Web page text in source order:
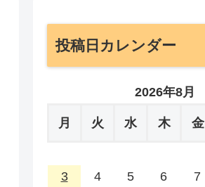
投稿日カレンダー
2026年8月
月 火 水 木 金
3
4 5 6 7